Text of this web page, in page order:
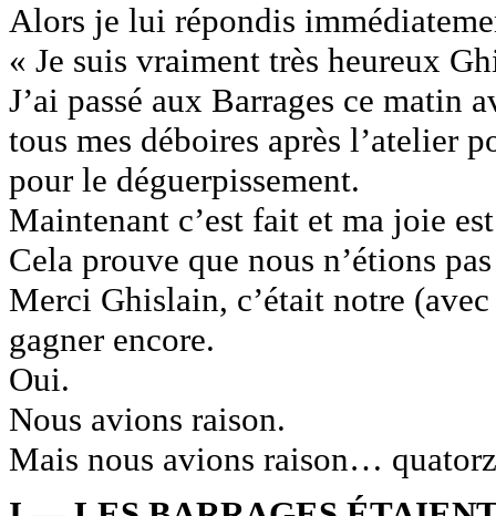
Alors je lui répondis
« Je suis vraiment très heureux
J’ai passé aux Barrages ce
tous mes déboires après l’atelier
pour le déguerpissement.
Maintenant c’est fait et ma joie
Cela prouve que nous n’étions
Merci Ghislain, c’était notre
gagner encore.
Oui.
Nous avions raison.
Mais nous avions raison…